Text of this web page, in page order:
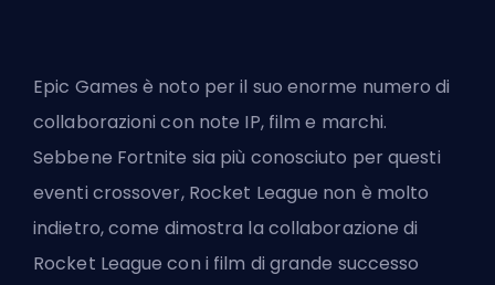
Epic Games è noto per il suo enorme numero di
collaborazioni con note IP, film e marchi.
Sebbene Fortnite sia più conosciuto per questi
eventi crossover, Rocket League non è molto
indietro, come dimostra la collaborazione di
Rocket League con i film di grande successo